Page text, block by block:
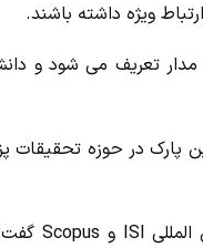
ویژه داشته باشند.
تعریف می شود و
پارک در حوزه تحقیقات